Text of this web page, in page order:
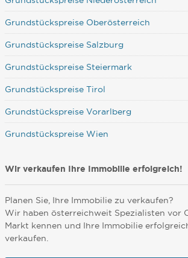
Grundstückspreise Oberösterreich
Grundstückspreise Salzburg
Grundstückspreise Steiermark
Grundstückspreise Tirol
Grundstückspreise Vorarlberg
Grundstückspreise Wien
Wir verkaufen Ihre Immobilie erfolgreich!
Planen Sie, Ihre Immobilie zu verkaufen?
Wir haben österreichweit Spezialisten vor
Markt kennen und Ihre Immobilie
verkaufen.